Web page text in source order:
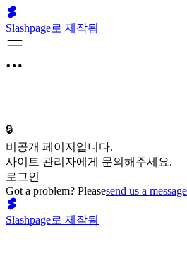
Slashpage로 제작됨
🔒
비공개 페이지입니다.
사이트 관리자에게 문의해주세요.
로그인
Got a problem? Pleasesend us a message
Slashpage로 제작됨